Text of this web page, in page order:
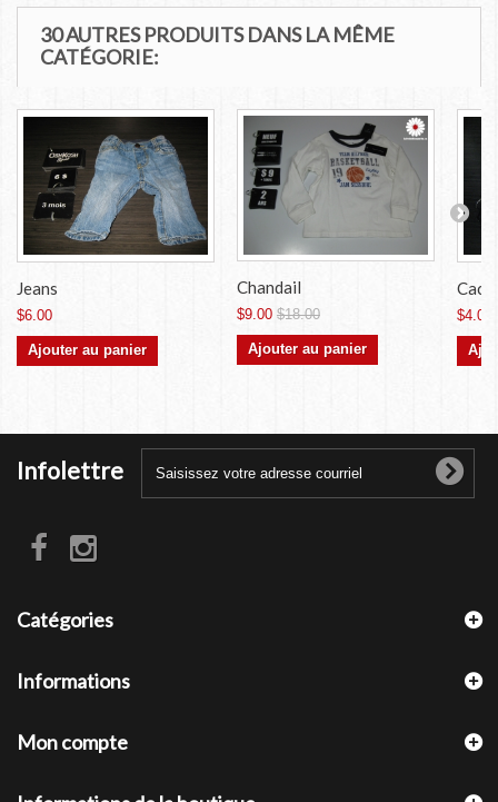
30 AUTRES PRODUITS DANS LA MÊME
CATÉGORIE:
Jeans
$6.00
Ajouter au panier
Chandail
$9.00 $18.00
Ajouter au panier
$4.00
Infolettre
Catégories
Informations
Mon compte